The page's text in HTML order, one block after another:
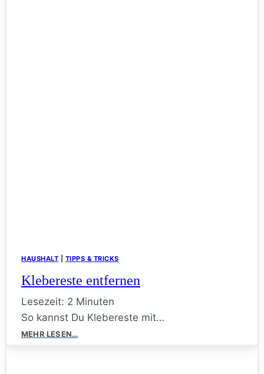
HAUSHALT TIPPS & TRICKS
Klebereste entfernen
Lesezeit: 2 Minuten
So kannst Du Klebereste mit…
MEHR LESEN…